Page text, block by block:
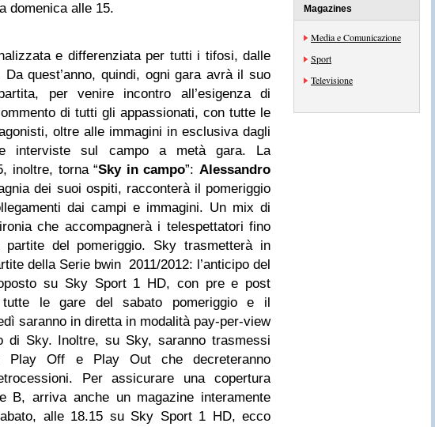
domenica alle 15.
e differenziata per tutti i tifosi, dalle
Da quest’anno, quindi, ogni gara avrà il suo
per venire incontro all’esigenza di
di tutti gli appassionati, con tutte le
oltre alle immagini in esclusiva dagli
interviste sul campo a metà gara. La
inoltre, torna “Sky in campo”: Alessandro
dei suoi ospiti, racconterà il pomeriggio
dai campi e immagini. Un mix di
che accompagnerà i telespettatori fino
del pomeriggio. Sky trasmetterà in
della Serie bwin 2011/2012: l’anticipo del
su Sky Sport 1 HD, con pre e post
tutte le gare del sabato pomeriggio e il
saranno in diretta in modalità pay-per-view
di Sky. Inoltre, su Sky, saranno trasmessi
Play Off e Play Out che decreteranno
Per assicurare una copertura
B, arriva anche un magazine interamente
alle 18.15 su Sky Sport 1 HD, ecco
Magazines
Media e Comunicazione
Sport
Televisione